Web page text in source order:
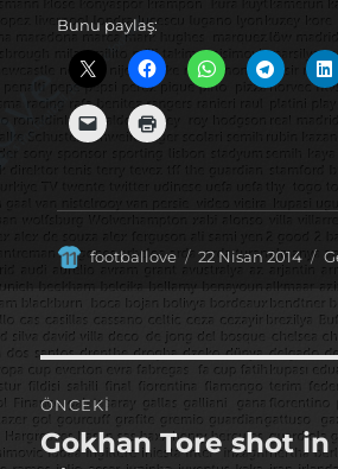
Bunu paylaş:
Yazar
footballove
Yayın
22 Nisan 2014
Yazı
gezinmesi
ÖNCEKI
Önceki
Gokhan Tore shot